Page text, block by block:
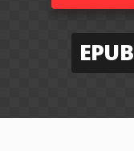
EPUB